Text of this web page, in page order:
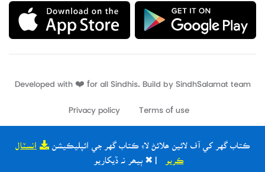
ڪتاب گهر کي آف لائين ھلائڻ لاءِ ڪتاب گهر جي ائپليڪيشن انسٽال
| ✖ ٻيھر نہ ڏيکاريو
Developed with ❤️ for all Sindhis. Build by SindhSalamat
Terms of use
Privacy policy